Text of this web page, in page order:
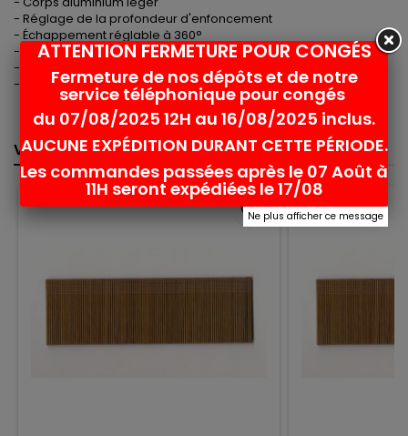
- Réglage de la profondeur d'enfoncement
- Échappement réglable à 360°
- Gâchette double sécurité
- Chargement latéral
- Visualisation des consommables chargés
Garantie 3 ans - Livré en carton
VOUS POURRIEZ AUSSI AIMER >
<
favorite_border
ATTENTION FERMETURE POUR CONGÉS
Fermeture de nos dépôts et de notre
service téléphonique pour congés
du 07/08/2025 12H au 16/08/2025 inclus.
AUCUNE EXPÉDITION DURANT CETTE PÉRIODE.
Les commandes passées après le 07 Août à
11H seront expédiées le 17/08
Ne plus afficher ce message